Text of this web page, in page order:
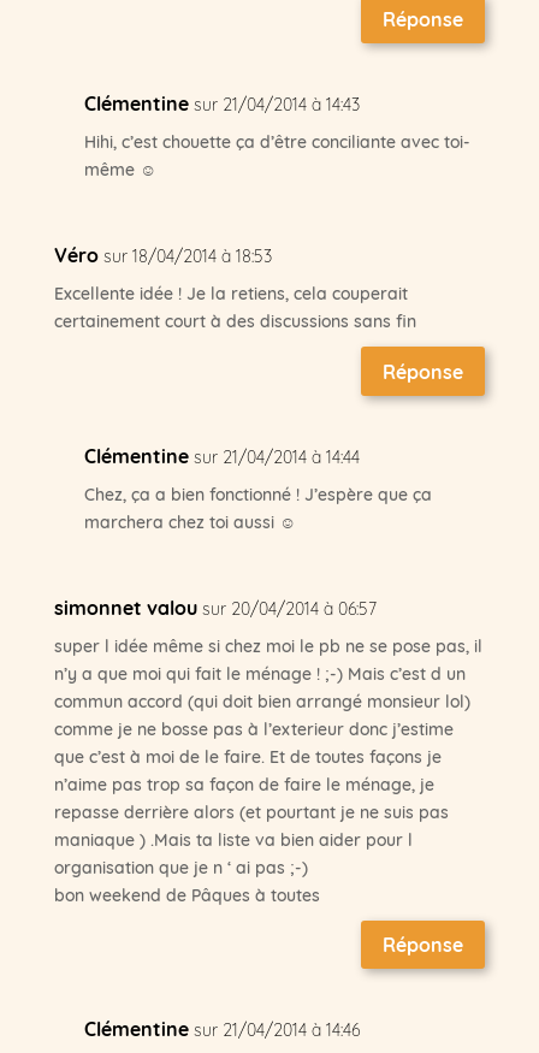
Réponse
Clémentine sur 21/04/2014 à 14:43
Hihi, c’est chouette ça d’être conciliante avec toi-
même ☺
Véro sur 18/04/2014 à 18:53
Excellente idée ! Je la retiens, cela couperait
certainement court à des discussions sans fin
Réponse
Clémentine sur 21/04/2014 à 14:44
Chez, ça a bien fonctionné ! J’espère que ça
marchera chez toi aussi ☺
simonnet valou sur 20/04/2014 à 06:57
super l idée même si chez moi le pb ne se pose pas, il
n’y a que moi qui fait le ménage ! ;-) Mais c’est d un
commun accord (qui doit bien arrangé monsieur lol)
comme je ne bosse pas à l’exterieur donc j’estime
que c’est à moi de le faire. Et de toutes façons je
n’aime pas trop sa façon de faire le ménage, je
repasse derrière alors (et pourtant je ne suis pas
maniaque ) .Mais ta liste va bien aider pour l
organisation que je n ‘ ai pas ;-)
bon weekend de Pâques à toutes
Réponse
Clémentine sur 21/04/2014 à 14:46